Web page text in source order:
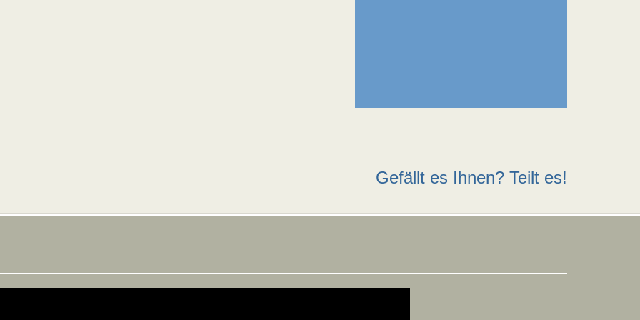
Gefällt es Ihnen? Teilt es!